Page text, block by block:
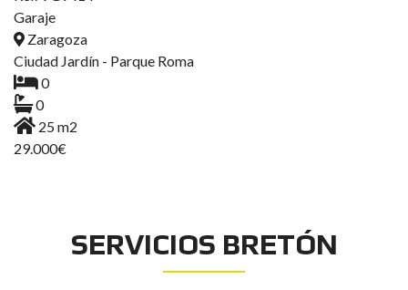
Garaje
Zaragoza
Ciudad Jardín - Parque Roma
0
0
25 m2
29.000€
SERVICIOS BRETÓN